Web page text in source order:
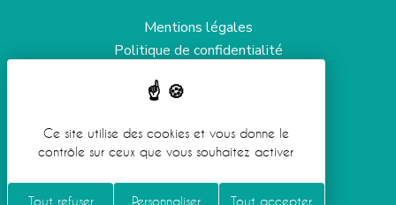
Mentions légales
Politique de confidentialité
Gestion des cookies
RéalisationKoredge
Ce site utilise des cookies et vous donne le
contrôle sur ceux que vous souhaitez activer
Tout accepter
Tout refuser Personnaliser